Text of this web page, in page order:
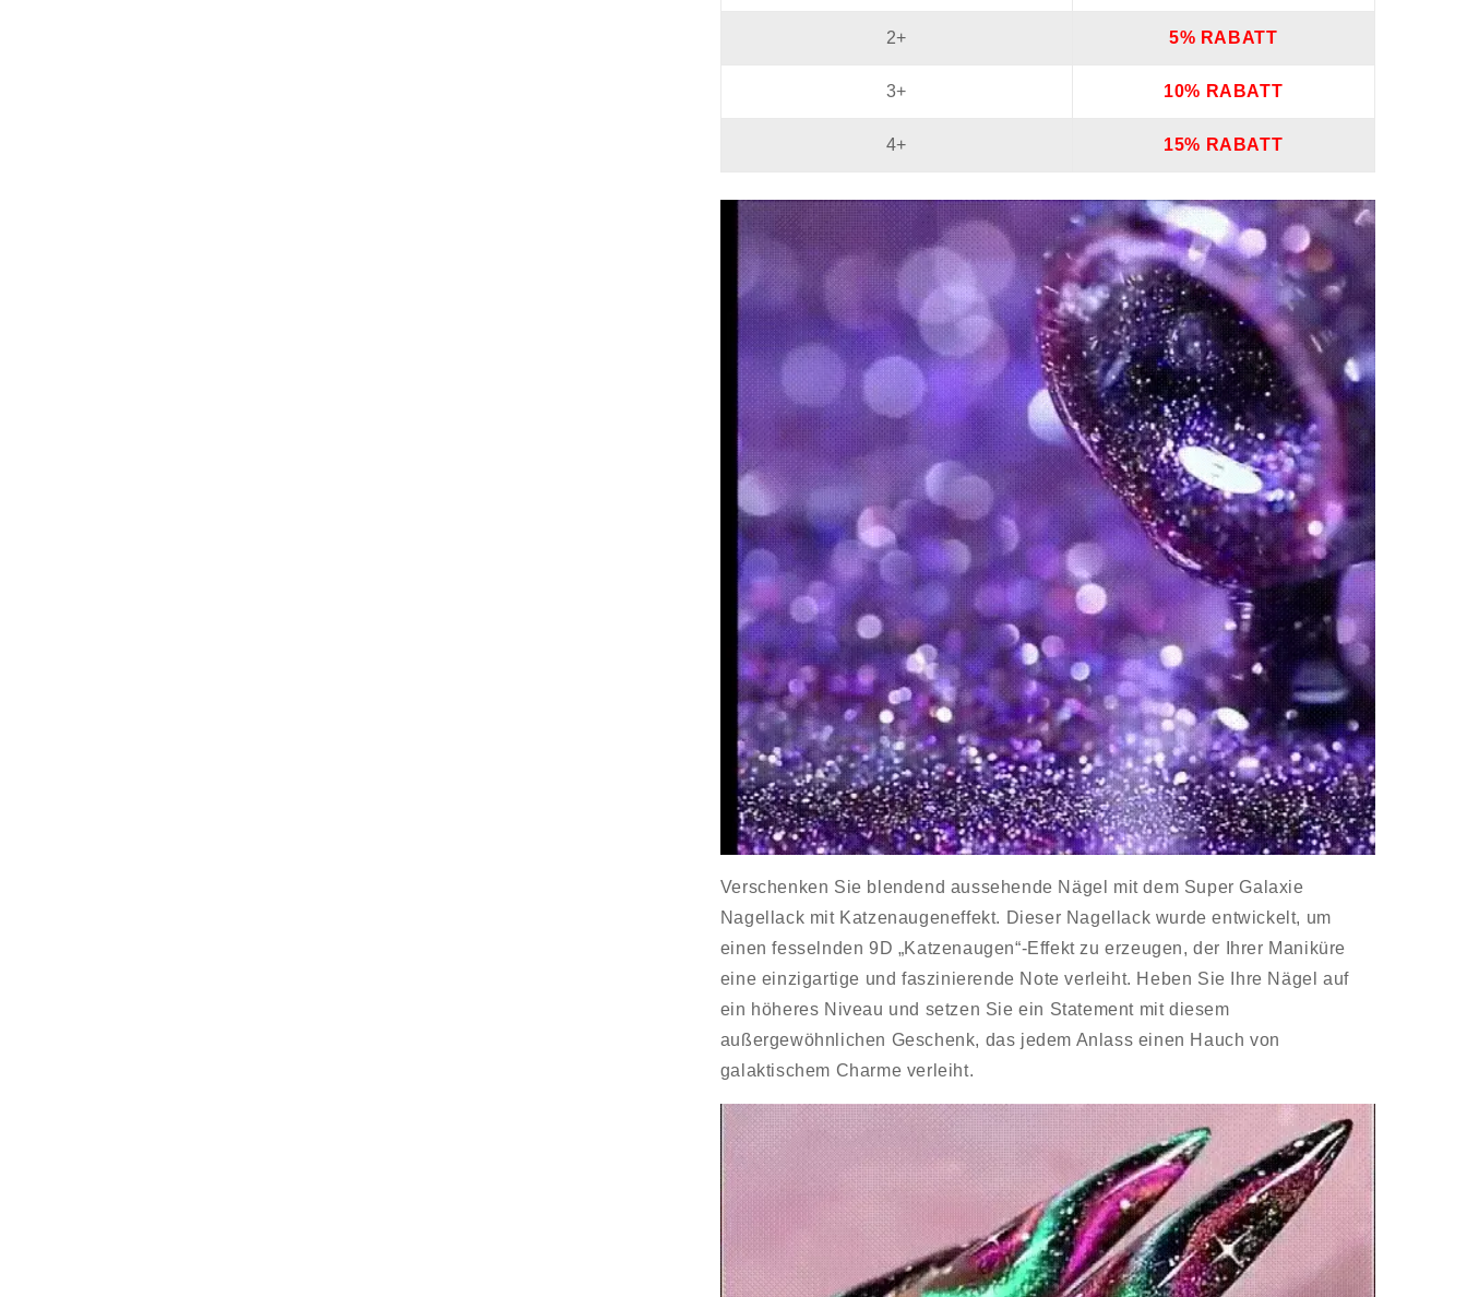
2+ 5% RABATT
3+ 10% RABATT
4+ 15% RABATT
Verschenken Sie blendend aussehende Nägel mit dem Super Galaxie
Nagellack mit Katzenaugeneffekt. Dieser Nagellack wurde entwickelt, um
einen fesselnden 9D „Katzenaugen“-Effekt zu erzeugen, der Ihrer Maniküre
eine einzigartige und faszinierende Note verleiht. Heben Sie Ihre Nägel auf
ein höheres Niveau und setzen Sie ein Statement mit diesem
außergewöhnlichen Geschenk, das jedem Anlass einen Hauch von
galaktischem Charme verleiht.